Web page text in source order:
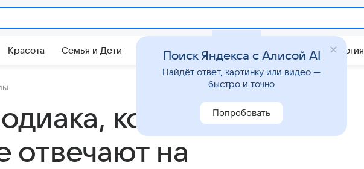
Красота Семья и Дети Гороскопы Стиль жизни Психология
которые
отвечают на
Поиск Яндекса с Алисой AI
Найдёт ответ, картинку или видео —
быстро и точно
Попробовать